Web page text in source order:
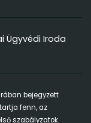
Ügyvédi Iroda
bejegyzett
fenn, az
szabályzatok